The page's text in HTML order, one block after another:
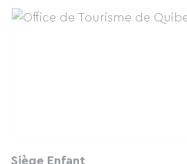
Siège Enfant